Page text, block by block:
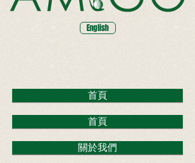
English
首頁
首頁
關於我們